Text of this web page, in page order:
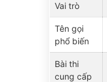
Vai trò
Tên gọi
phổ biến
Bài thi
cung cấp